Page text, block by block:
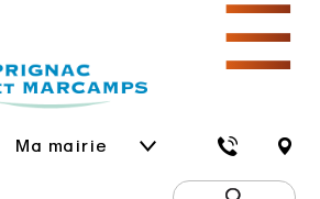
Ma mairie
☰